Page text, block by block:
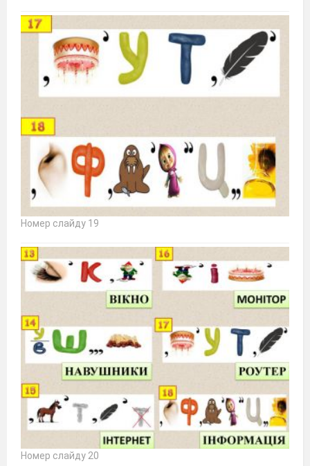
Номер слайду 19
Номер слайду 20